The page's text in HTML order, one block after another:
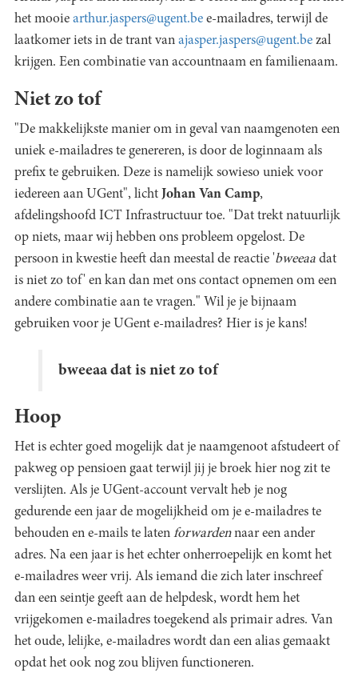
het mooie arthur.jaspers@ugent.be e-mailadres, terwijl de
laatkomer iets in de trant van ajasper.jaspers@ugent.be zal
krijgen. Een combinatie van accountnaam en familienaam.
Niet zo tof
"De makkelijkste manier om in geval van naamgenoten een
uniek e-mailadres te genereren, is door de loginnaam als
prefix te gebruiken. Deze is namelijk sowieso uniek voor
iedereen aan UGent", licht Johan Van Camp,
afdelingshoofd ICT Infrastructuur toe. "Dat trekt natuurlijk
op niets, maar wij hebben ons probleem opgelost. De
persoon in kwestie heeft dan meestal de reactie 'bweeaa dat
is niet zo tof' en kan dan met ons contact opnemen om een
andere combinatie aan te vragen." Wil je je bijnaam
gebruiken voor je UGent e-mailadres? Hier is je kans!
bweeaa dat is niet zo tof
Hoop
Het is echter goed mogelijk dat je naamgenoot afstudeert of
pakweg op pensioen gaat terwijl jij je broek hier nog zit te
verslijten. Als je UGent-account vervalt heb je nog
gedurende een jaar de mogelijkheid om je e-mailadres te
behouden en e-mails te laten forwardennaar een ander
adres. Na een jaar is het echter onherroepelijk en komt het
e-mailadres weer vrij. Als iemand die zich later inschreef
dan een seintje geeft aan de helpdesk, wordt hem het
vrijgekomen e-mailadres toegekend als primair adres. Van
het oude, lelijke, e-mailadres wordt dan een alias gemaakt
opdat het ook nog zou blijven functioneren.